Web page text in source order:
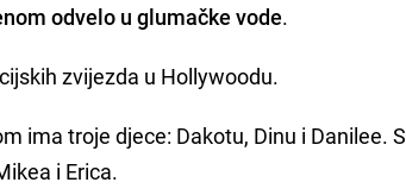
odvelo u glumačke vode.
zvijezda u Hollywoodu.
ima troje djece: Dakotu, Dinu i Danilee. S
i Erica.